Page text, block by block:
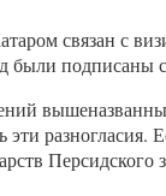
связан с
были
эти